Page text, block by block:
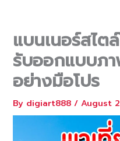
แบนเนอร์สไต
รับออกแบบภ
อย่างมือโปร
By digiart888/August